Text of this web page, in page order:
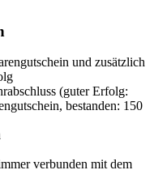
und zusätzlich
(guter Erfolg:
bestanden: 150
verbunden mit dem